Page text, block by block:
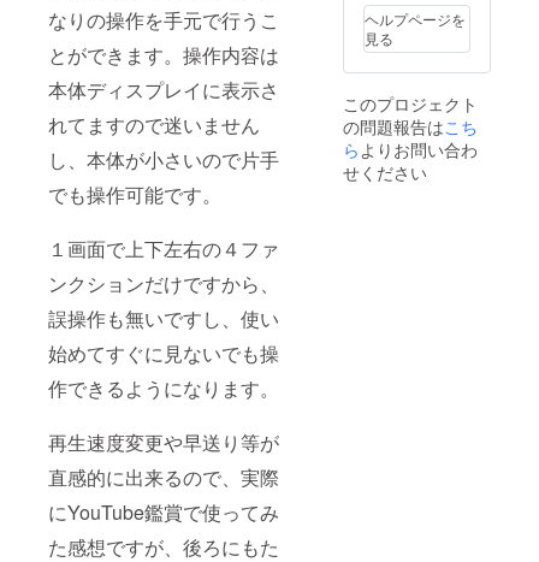
なりの操作を手元で行うこ
とができます。操作内容は
本体ディスプレイに表示さ
れてますので迷いません
し、本体が小さいので片手
でも操作可能です。
１画面で上下左右の４ファ
ンクションだけですから、
誤操作も無いですし、使い
始めてすぐに見ないでも操
作できるようになります。
再生速度変更や早送り等が
直感的に出来るので、実際
にYouTube鑑賞で使ってみ
た感想ですが、後ろにもた
ヘルプページを
見る
このプロジェクト
の問題報告はこち
らよりお問い合わ
せください